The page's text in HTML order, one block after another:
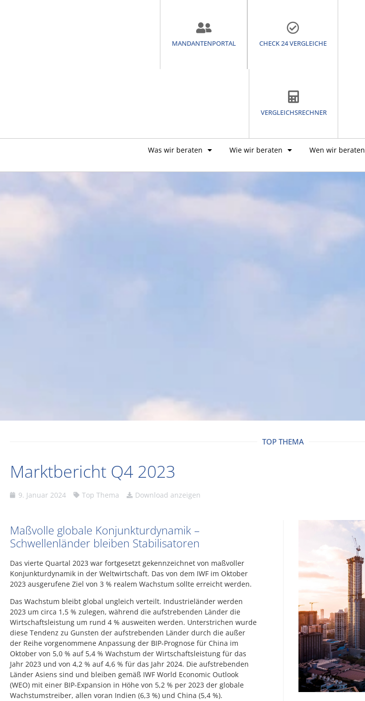
MANDANTENPORTAL CHECK 24 VERGLEICHE
VERGLEICHSRECHNER
Was wir beraten Wie wir beraten Wen wir beraten
TOP THEMA
Marktbericht Q4 2023
9. Januar 2024 Top Thema Download anzeigen
Maßvolle globale Konjunkturdynamik –
Schwellenländer bleiben Stabilisatoren
Das vierte Quartal 2023 war fortgesetzt gekennzeichnet von maßvoller
Konjunkturdynamik in der Weltwirtschaft. Das von dem IWF im Oktober
2023 ausgerufene Ziel von 3 % realem Wachstum sollte erreicht werden.
Das Wachstum bleibt global ungleich verteilt. Industrieländer werden
2023 um circa 1,5 % zulegen, während die aufstrebenden Länder die
Wirtschaftsleistung um rund 4 % ausweiten werden. Unterstrichen wurde
diese Tendenz zu Gunsten der aufstrebenden Länder durch die außer
der Reihe vorgenommene Anpassung der BIP-Prognose für China im
Oktober von 5,0 % auf 5,4 % Wachstum der Wirtschaftsleistung für das
Jahr 2023 und von 4,2 % auf 4,6 % für das Jahr 2024. Die aufstrebenden
Länder Asiens sind und bleiben gemäß IWF World Economic Outlook
(WEO) mit einer BIP-Expansion in Höhe von 5,2 % per 2023 der globale
Wachstumstreiber, allen voran Indien (6,3 %) und China (5,4 %).